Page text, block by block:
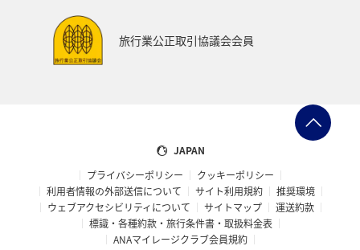
旅行業公正取引協議会会員
JAPAN
プライバシーポリシー
クッキーポリシー
利用者情報の外部送信について
サイト利用規約
推奨環境
ウェブアクセシビリティについて
サイトマップ
運送約款
標識・各種約款・旅行条件書・取扱料金表
ANAマイレージクラブ会員規約